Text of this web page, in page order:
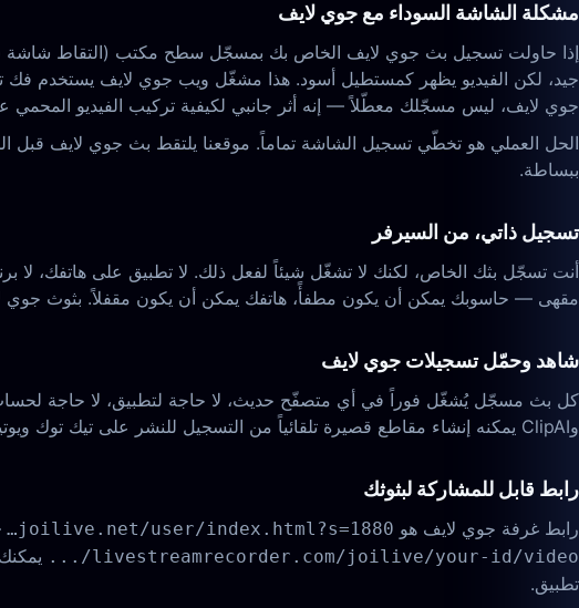
مشكلة الشاشة السوداء مع جوي لايف
جوي لايف، ليس مسجّلك معطّلاً — إنه أثر جانبي لكيفية تركيب الفيديو المحمي
ببساطة.
تسجيل ذاتي، من السيرفر
أنت تسجّل بثك الخاص، لكنك لا تشغّل شيئاً لفعل ذلك. لا تطبيق على هاتفك، لا
مقهى — حاسوبك يمكن أن يكون مطفأً، هاتفك يمكن أن يكون مقفلاً. بثوث جوي
شاهد وحمّل تسجيلات جوي لايف
كل بث مسجّل يُشغّل فوراً في أي متصفّح حديث، لا حاجة لتطبيق، لا حاجة لحساب
وClipAI يمكنه إنشاء مقاطع قصيرة تلقائياً من التسجيل للنشر على تيك توك ويوتيوب شورتس أو ريلز.
رابط قابل للمشاركة لبثوثك
رابط غرفة جوي لايف هو joilive.net/user/index.html?s=1880…
livestreamrecorder.com/joilive/your-id/video/...
تطبيق.